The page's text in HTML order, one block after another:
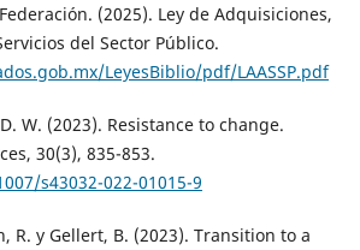
(2025). Ley de Adquisiciones,
del Sector Público.
LeyesBiblio/pdf/LAASSP.pdf
W. (2023). Resistance to change.
30(3), 835-853.
s43032-022-01015-9
R. y Gellert, B. (2023). Transition to a